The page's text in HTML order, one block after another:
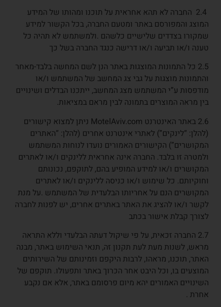
2.4 החברה לא תהא אחראית על תוכנו ומהותו של המידע
המוצג והמפורסם באתר ומטעם החברה, בכל הקשור למידע
שמקורו בצדדים שלישיים כלשהם .ולמשתמש לא תהיה כל
טענה ו/או תביעה ו/או דרישה כנגד החברה בשל כך
2.5 כל התמונות המוצגות באתר הנן לשם המחשה בלבד-מאחר
והתמונות מוצגות על גבי צג המחשב של המשתמש ו/או
מודפסות ע”י המשתמש מצג המחשב, ייתכנו הבדלים ושינויים
בין מראה המוצרים בתמונה לבין מראם במציאות.
2.6 באתר האינטרנט MotelAviv.com ניתן למצוא קישורים
(להלן: “לינקים”) לאתרי אינטרנט אחרים (להלן: “האתרים
המקושרים”) הקישורים האמורים נועדו לנוחות המשתמש
ולמטרה זו בלבד. החברה אינה אחראית ללינקים ו/או לאתרים
המקושרים ו/או למידע המופיע בהם, לתוקפם, נכונותם
וחוקיותם. כל שימוש ו/או כניסה ללינקים ו/או לאתרים
המקושרים הנם על אחריותו הבלעדית של המשתמש .על מנת
לקשר ו/או להציג את האתר באתרים אחרים, יש לפנות לחברה
לצורך קבלת אישור בכתב
2.7 החברה זכאית, על פי שיקול דעתה הבלעדי וללא התראה
מראש, לשנות מעת לעת תקנון זה, תנאי השימוש באתר, מבנה
האתר, תוכנו, מראהו, לרבות היקפם וזמינותם של השירותים
המוצעים בו, וכל היבט אחר הכרוך באתר ותפעולו. תוקפם של
השינויים האמורים יהא מיום פרסומם באתר, אלא אם נקבע
אחרת .